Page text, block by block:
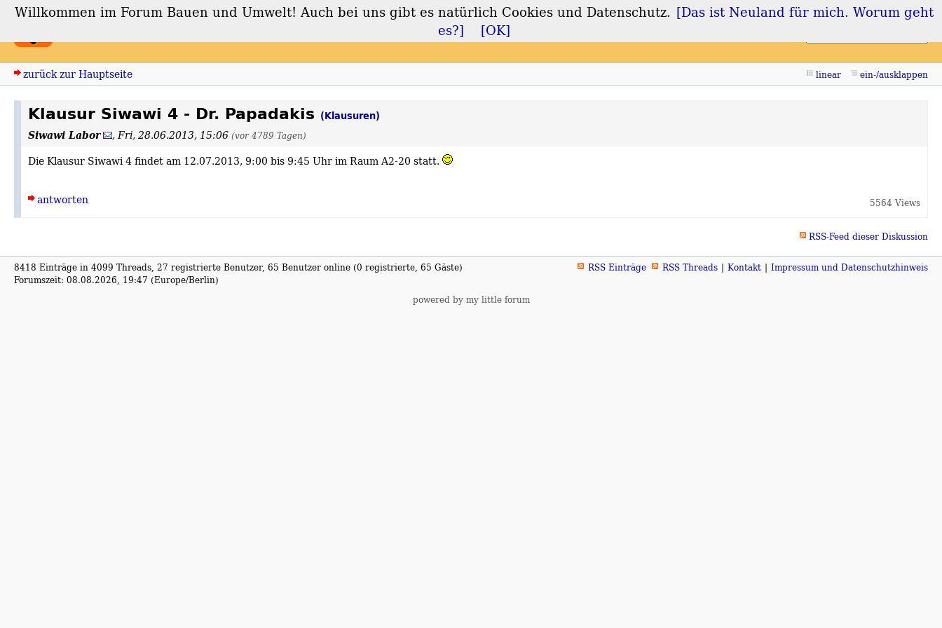
Forum Bauen und Umwelt Login Registrieren
zurück zur Hauptseite linear ein-/ausklappen
Klausur Siwawi 4 - Dr. Papadakis (Klausuren)
Siwawi Labor ,Fri, 28.06.2013, 15:06 (vor 4789 Tagen)
Die Klausur Siwawi 4 findet am 12.07.2013, 9:00 bis 9:45 Uhr im Raum A2-20 statt.
antworten 5564 Views
RSS-Feed dieser Diskussion
8418 Einträge in 4099 Threads, 27 registrierte Benutzer, 65 Benutzer online (0 registrierte, 65 Gäste)
Forumszeit: 08.08.2026, 19:47 (Europe/Berlin)
RSS Einträge RSS Threads Kontakt Impressum und Datenschutzhinweis
powered by my little forum
Willkommen im Forum Bauen und Umwelt! Auch bei uns gibt es natürlich Cookies und Datenschutz. [Das ist Neuland für mich. Worum geht
es?]
[OK]